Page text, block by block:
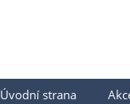
Úvodní strana